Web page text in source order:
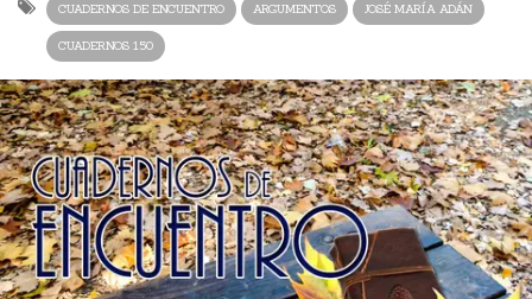
CUADERNOS DE ENCUENTRO ARGUMENTOS JOSÉ MARÍA ADÁN
CUADERNOS 150